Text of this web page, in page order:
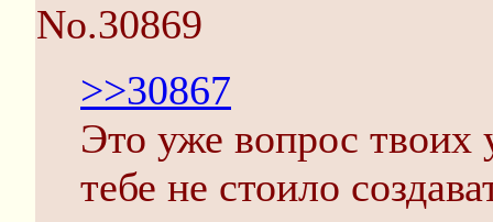
No.30869
>>30867
Это уже вопрос твоих
тебе не стоило